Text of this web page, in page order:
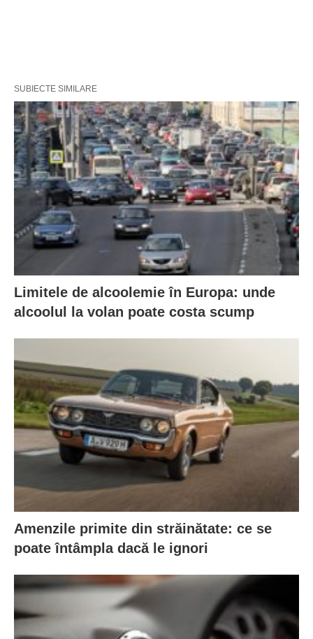
SUBIECTE SIMILARE
Limitele de alcoolemie în Europa: unde
alcoolul la volan poate costa scump
Amenzile primite din străinătate: ce se
poate întâmpla dacă le ignori